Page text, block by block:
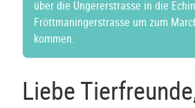
über die Ungererstrasse in die
Fröttmaningerstrasse um zum
kommen.
Liebe